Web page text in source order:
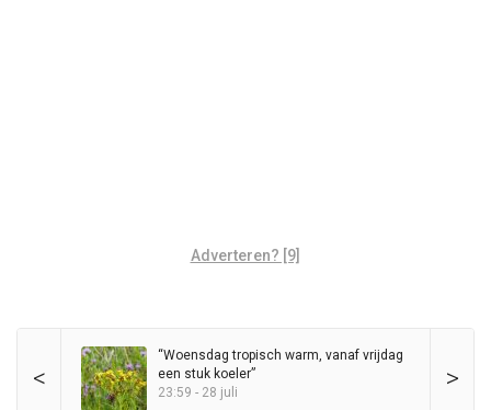
Adverteren? [9]
< >
“Woensdag tropisch warm, vanaf vrijdag
een stuk koeler”
23:59 - 28 juli